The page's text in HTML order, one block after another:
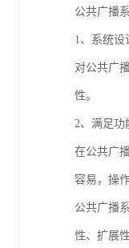
公共广播
1、系统设
对公共广
性。
2、满足功
在公共广
容易，操
公共广播
性、扩展